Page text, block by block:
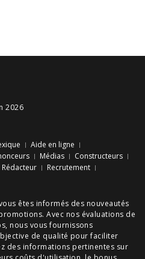
2026
Aide en ligne
Médias
Constructeurs
Rédacteur
Recrutement
êtes informés des nouveautés
. Avec nos évaluations de
, nous vous fournissons
de qualité pour faciliter
des informations pertinentes sur